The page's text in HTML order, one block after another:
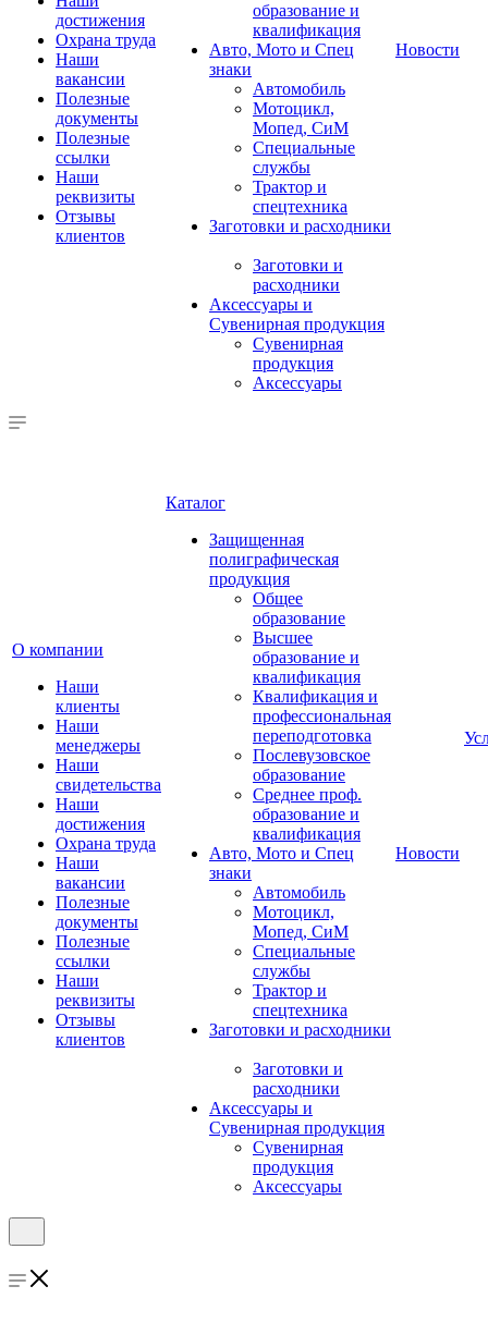
достижения
Охрана труда
Наши
вакансии
Полезные
документы
Полезные
ссылки
Наши
реквизиты
Отзывы
клиентов
образование и
квалификация
Авто, Мото и Спец
знаки
Автомобиль
Мотоцикл,
Мопед, СиМ
Специальные
службы
Трактор и
спецтехника
Заготовки и расходники
Заготовки и
расходники
Аксессуары и
Сувенирная продукция
Сувенирная
продукция
Аксессуары
Новости
О компании
Наши
клиенты
Наши
менеджеры
Наши
свидетельства
Наши
достижения
Охрана труда
Наши
вакансии
Полезные
документы
Полезные
ссылки
Наши
реквизиты
Отзывы
клиентов
Каталог
Защищенная
полиграфическая
продукция
Общее
образование
Высшее
образование и
квалификация
Квалификация и
профессиональная
переподготовка
Послевузовское
образование
Среднее проф.
образование и
квалификация
Авто, Мото и Спец
знаки
Автомобиль
Мотоцикл,
Мопед, СиМ
Специальные
службы
Трактор и
спецтехника
Заготовки и расходники
Заготовки и
расходники
Аксессуары и
Сувенирная продукция
Сувенирная
продукция
Аксессуары
Новости